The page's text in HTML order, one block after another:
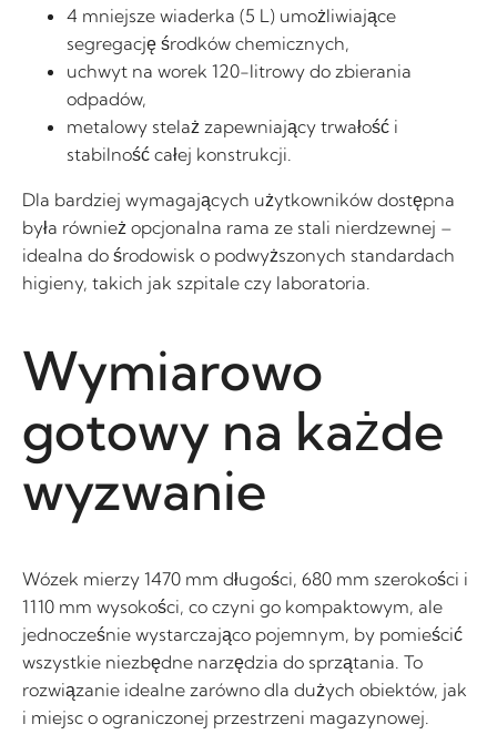
4 mniejsze wiaderka (5 L) umożliwiające
segregację środków chemicznych,
uchwyt na worek 120-litrowy do zbierania
odpadów,
metalowy stelaż zapewniający trwałość i
stabilność całej konstrukcji.
Dla bardziej wymagających użytkowników dostępna
była również opcjonalna rama ze stali nierdzewnej –
idealna do środowisk o podwyższonych standardach
higieny, takich jak szpitale czy laboratoria.
Wymiarowo
gotowy na każde
wyzwanie
Wózek mierzy 1470 mm długości, 680 mm szerokości i
1110 mm wysokości, co czyni go kompaktowym, ale
jednocześnie wystarczająco pojemnym, by pomieścić
wszystkie niezbędne narzędzia do sprzątania. To
rozwiązanie idealne zarówno dla dużych obiektów, jak
i miejsc o ograniczonej przestrzeni magazynowej.